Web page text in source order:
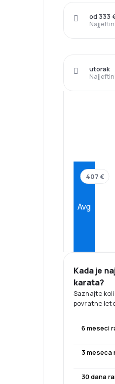
od 333
utorak
Avg
407 €
Kada je
karata?
Saznajte
povratne
6 meseci
3 meseca
30 dana